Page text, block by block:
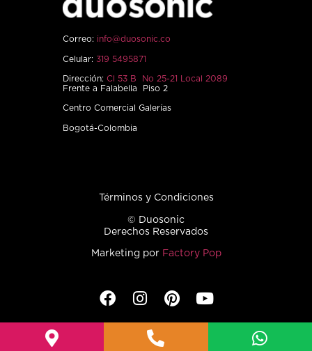
Correo: info@duosonic.co
Celular: 319 5495871
Dirección: Cl 53 B No 25-21 Local 2089
Frente a Falabella Piso 2
Centro Comercial Galerías
Bogotá-Colombia
Términos y Condiciones
© Duosonic
Derechos Reservados
Marketing por Factory Pop